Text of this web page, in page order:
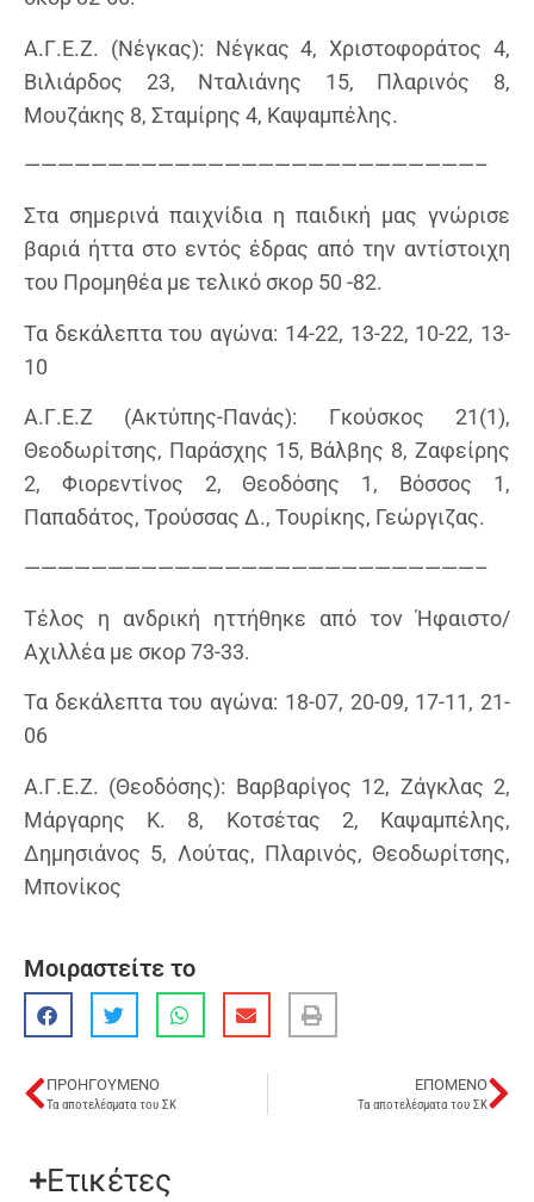
Α.Γ.Ε.Ζ. (Νέγκας): Νέγκας 4, Χριστοφοράτος 4,
Βιλιάρδος 23, Νταλιάνης 15, Πλαρινός 8,
Μουζάκης 8, Σταμίρης 4, Καψαμπέλης.
———————————————————————————–
Στα σημερινά παιχνίδια η παιδική μας γνώρισε
βαριά ήττα στο εντός έδρας από την αντίστοιχη
του Προμηθέα με τελικό σκορ 50 -82.
Τα δεκάλεπτα του αγώνα: 14-22, 13-22, 10-22, 13-
10
Α.Γ.Ε.Ζ (Ακτύπης-Πανάς): Γκούσκος 21(1),
Θεοδωρίτσης, Παράσχης 15, Βάλβης 8, Ζαφείρης
2, Φιορεντίνος 2, Θεοδόσης 1, Βόσσος 1,
Παπαδάτος, Τρούσσας Δ., Τουρίκης, Γεώργιζας.
———————————————————————————–
Τέλος η ανδρική ηττήθηκε από τον Ήφαιστο/
Αχιλλέα με σκορ 73-33.
Τα δεκάλεπτα του αγώνα: 18-07, 20-09, 17-11, 21-
06
Α.Γ.Ε.Ζ. (Θεοδόσης): Βαρβαρίγος 12, Ζάγκλας 2,
Μάργαρης Κ. 8, Κοτσέτας 2, Καψαμπέλης,
Δημησιάνος 5, Λούτας, Πλαρινός, Θεοδωρίτσης,
Μπονίκος
Μοιραστείτε το
ΠΡΟΗΓΟΎΜΕΝΟ
Τα αποτελέσματα του ΣΚ
ΕΠΌΜΕΝΟ
Τα αποτελέσματα του ΣΚ
Ετικέτες